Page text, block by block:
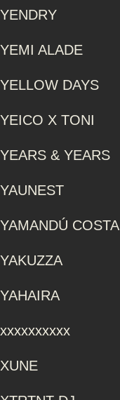
YENDRY
YEMI ALADE
YELLOW DAYS
YEICO X TONI
YEARS & YEARS
YAUNEST
YAMANDÚ COSTA
YAKUZZA
YAHAIRA
xxxxxxxxxx
XUNE